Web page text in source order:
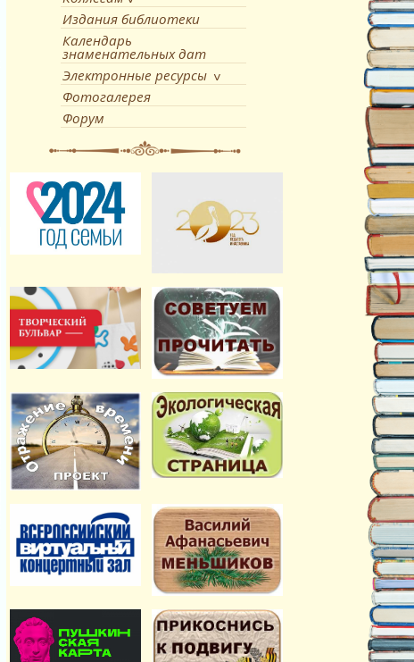
Издания библиотеки
Календарь
знаменательных дат
Электронные ресурсы
Фотогалерея
Форум